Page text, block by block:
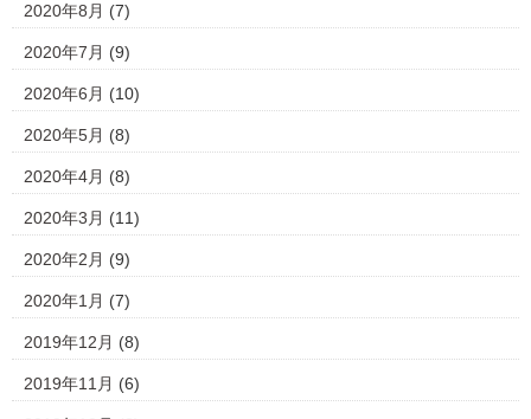
2020年8月 (7)
2020年7月 (9)
2020年6月 (10)
2020年5月 (8)
2020年4月 (8)
2020年3月 (11)
2020年2月 (9)
2020年1月 (7)
2019年12月 (8)
2019年11月 (6)